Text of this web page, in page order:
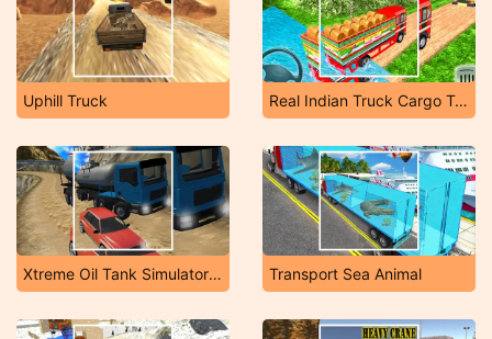
Uphill Truck Real Indian Truck Cargo Truck Transport
Xtreme Oil Tank Simulator 2019 Transport Sea Animal